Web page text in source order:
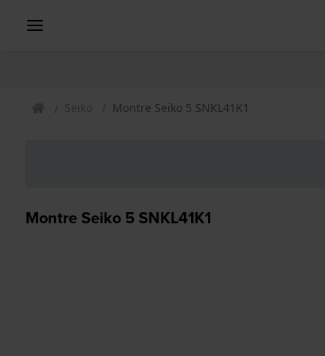
Seiko Montre Seiko 5 SNKL41K1
Montre Seiko 5 SNKL41K1